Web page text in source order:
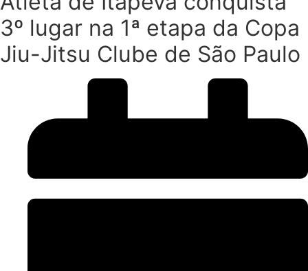
3º lugar na 1ª etapa da Copa
Jiu-Jitsu Clube de São Paulo